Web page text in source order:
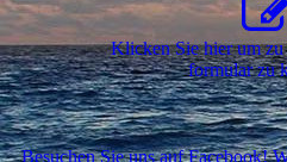
Klicken Sie hier um zu
for­mu­lar zu
Besuchen Sie uns auf Facebook!
Facebook Seite.